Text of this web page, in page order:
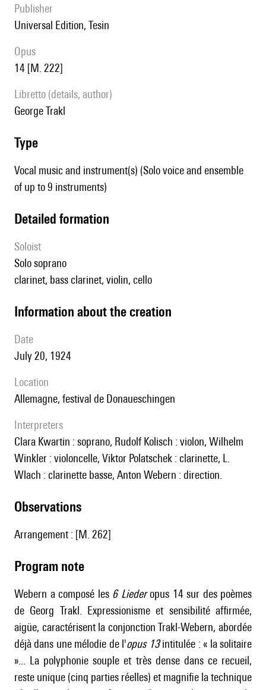
publisher
Universal Edition, Tesin
Opus
14 [M. 222]
Libretto (details, author)
George Trakl
type
Vocal music and instrument(s) (Solo voice and ensemble
of up to 9 instruments)
detailed formation
Soloist
solo soprano
clarinet, bass clarinet, violin, cello
information about the creation
date
July 20, 1924
location
Allemagne, festival de Donaueschingen
interpreters
Clara Kwartin : soprano, Rudolf Kolisch : violon, Wilhelm
Winkler : violoncelle, Viktor Polatschek : clarinette, L.
Wlach : clarinette basse, Anton Webern : direction.
observations
Arrangement : [M. 262]
Program note
Webern a composé les 6 Liederopus 14 sur des poèmes
de Georg Trakl. Expressionisme et sensibilité affirmée,
aigüe, caractérisent la conjonction Trakl-Webern, abordée
déjà dans une mélodie de l'opus 13intitulée : « la solitaire
»... La polyphonie souple et très dense dans ce recueil,
reste unique (cinq parties réelles) et magnifie la technique